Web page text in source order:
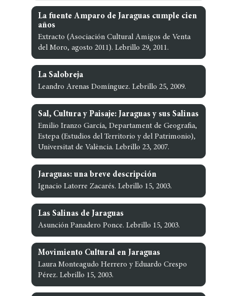
La fuente Amparo de Jaraguas cumple cien
años
Extracto (Asociación Cultural Amigos de Venta
del Moro, agosto 2011). Lebrillo 29, 2011.
La Salobreja
Leandro Arenas Domínguez. Lebrillo 25, 2009.
Sal, Cultura y Paisaje: Jaraguas y sus Salinas
Emilio Iranzo García, Departament de Geografia,
Estepa (Estudios del Territorio y del Patrimonio),
Universitat de València. Lebrillo 23, 2007.
Jaraguas: una breve descripción
Ignacio Latorre Zacarés. Lebrillo 15, 2003.
Las Salinas de Jaraguas
Asunción Panadero Ponce. Lebrillo 15, 2003.
Movimiento Cultural en Jaraguas
Laura Monteagudo Herrero y Eduardo Crespo
Pérez. Lebrillo 15, 2003.